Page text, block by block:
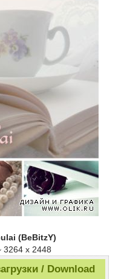
(BeBitzY)
3264 x 2448
/ Download